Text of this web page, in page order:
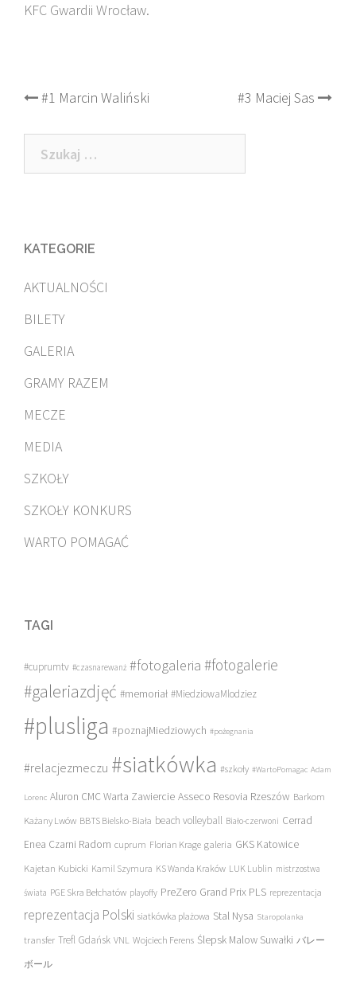
KFC Gwardii Wrocław.
Post
navigation
#1 Marcin Waliński #3 Maciej Sas
Szukaj:
KATEGORIE
AKTUALNOŚCI
BILETY
GALERIA
GRAMY RAZEM
MECZE
MEDIA
SZKOŁY
SZKOŁY KONKURS
WARTO POMAGAĆ
TAGI
#cuprumtv #czasnarewanż #fotogaleria #fotogalerie
#galeriazdjęć #memoriał #MiedziowaMlodziez
#plusliga #poznajMiedziowych #pożegnania
#relacjezmeczu #siatkówka #szkoły #WartoPomagac Adam
Lorenc Aluron CMC Warta Zawiercie Asseco Resovia Rzeszów Barkom
Każany Lwów BBTS Bielsko-Biała beach volleyball Biało-czerwoni Cerrad
Enea Czarni Radom cuprum Florian Krage galeria GKS Katowice
Kajetan Kubicki Kamil Szymura KS Wanda Kraków LUK Lublin mistrzostwa
świata PGE Skra Bełchatów playoffy PreZero Grand Prix PLS reprezentacja
reprezentacja Polski siatkówka plażowa Stal Nysa Staropolanka
transfer Trefl Gdańsk VNL Wojciech Ferens Ślepsk Malow Suwałki バレー
ボール